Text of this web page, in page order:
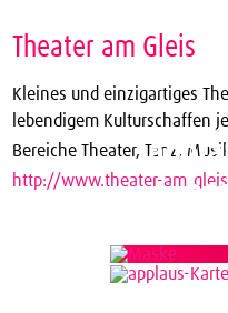
Theater am Gleis
Kleines und einzigartiges
lebendigem Kulturschaffen
Bereiche Theater, Tanz,
http://www.theater-am-